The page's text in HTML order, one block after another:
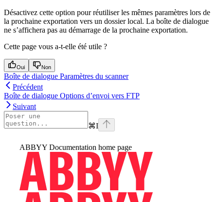
Désactivez cette option pour réutiliser les mêmes paramètres lors de
la prochaine exportation vers un dossier local. La boîte de dialogue
ne s’affichera pas au démarrage de la prochaine exportation.
Cette page vous a-t-elle été utile ?
Oui Non
Boîte de dialogue Paramètres du scanner
Précédent
Boîte de dialogue Options d’envoi vers FTP
Suivant
⌘I
ABBYY Documentation home page